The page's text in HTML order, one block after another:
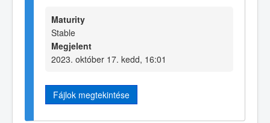
Maturity
Stable
Megjelent
2023. október 17. kedd, 16:01
Fájlok megtekintése